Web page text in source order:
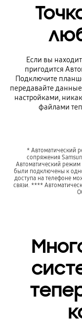
Если вы
пригодится
Подключите
передавайте
настройками,
файлами
* Автоматический
сопряжения
Автоматический режим
были подключены к
доступа на телефоне
связи. ****